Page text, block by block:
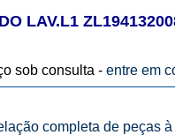
LAV.L1
sob consulta - entre em
completa de peças à